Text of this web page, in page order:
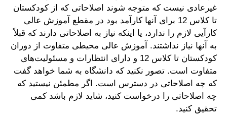
غیرعادی نیست که متوجه شوند اصلاحاتی که از کودکستان
تا کلاس 12 برای آنها کارآمد بود در مقطع آموزش عالی
کارآیی لازم را ندارد، یا اینکه نیاز به اصلاحاتی دارند که قبلاً
به آنها نیاز نداشتند. آموزش عالی محیطی متفاوت از دوران
کودکستان تا کلاس 12 و دارای انتظارات و مسئولیت‌های
متفاوت است. تصور نکنید که دانشگاه به شما خواهد گفت
که چه اصلاحاتی در دسترس است. اگر مطمئن نیستید که
چه اصلاحاتی را درخواست کنید، شاید لازم باشد کمی
تحقیق کنید.